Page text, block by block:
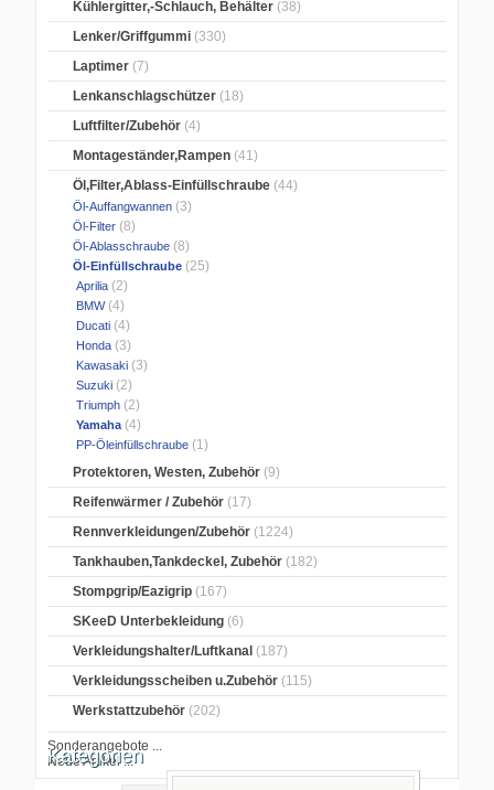
Kühlergitter,-Schlauch, Behälter (38)
Lenker/Griffgummi (330)
Laptimer (7)
Lenkanschlagschützer (18)
Luftfilter/Zubehör (4)
Montageständer,Rampen (41)
Öl,Filter,Ablass-Einfüllschraube (44)
Öl-Auffangwannen (3)
Öl-Filter (8)
Öl-Ablasschraube (8)
Öl-Einfüllschraube (25)
Aprilia (2)
BMW(4)
Ducati (4)
Honda (3)
Kawasaki (3)
Suzuki (2)
Triumph (2)
Yamaha(4)
PP-Öleinfüllschraube (1)
Protektoren, Westen, Zubehör (9)
Reifenwärmer / Zubehör (17)
Rennverkleidungen/Zubehör (1224)
Tankhauben,Tankdeckel, Zubehör (182)
Stompgrip/Eazigrip (167)
SKeeD Unterbekleidung (6)
Verkleidungshalter/Luftkanal (187)
Verkleidungsscheiben u.Zubehör (115)
Werkstattzubehör (202)
Sonderangebote ...
Neue Artikel ...
Kategorien